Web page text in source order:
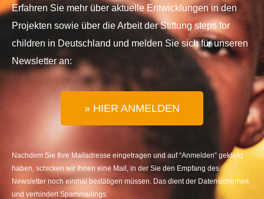
Erfahren Sie mehr über aktuelle Entwicklungen in den
Projekten sowie über die Arbeit der Stiftung steps for
children in Deutschland und melden Sie sich für unseren
Newsletter an:
» HIER ANMELDEN
Nachdem Sie Ihre Mailadresse eingetragen und auf “Anmelden” geklickt
haben, schicken wir Ihnen eine Mail, in der Sie den Empfang des
Newsletter noch einmal bestätigen müssen. Das dient der Datensicherheit
und verhindert Spammailings.